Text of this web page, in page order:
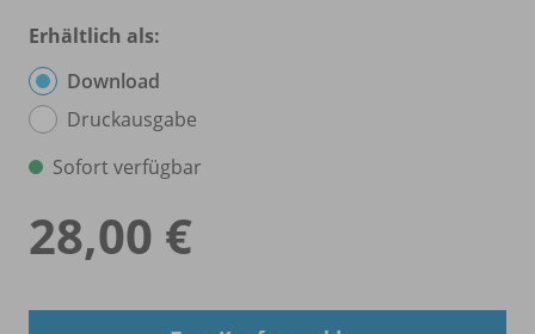
Erhältlich als:
Download
Druckausgabe
Sofort verfügbar
28,00 €